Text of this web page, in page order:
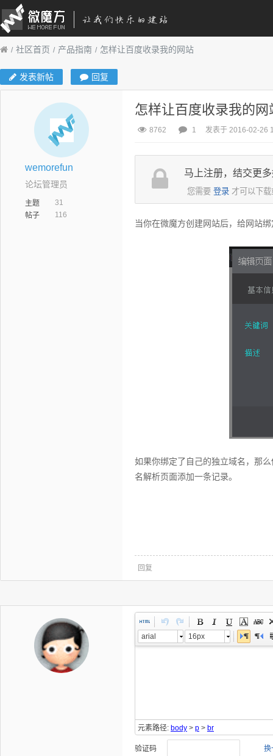
社区首页 产品指南 怎样让百度收录我的网站
发表新帖 回复
wemorefun
论坛管理员
主题
31
帖子
116
怎样让百度收录我的网
8762 1 发表于 2016-02-26
马上注册，结交更
您需要 登录 才可以下
当你在微魔方创建网站后，给网站
如果你绑定了自己的独立域名，那
名解析页面添加一条记录。
回复
arial 16px
元素路径: body > p > br
验证码 换